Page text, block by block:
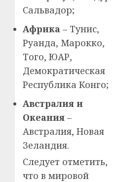
Сальвадор;
Африка – Тунис,
Руанда, Марокко,
Того, ЮАР,
Демократическая
Республика Конго;
Австралия и
Океания –
Австралия, Новая
Зеландия.
Следует отметить,
что в мировой